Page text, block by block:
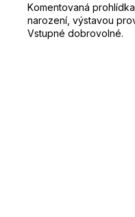
Komentovaná
narození, výstavou
Vstupné dobrovolné.